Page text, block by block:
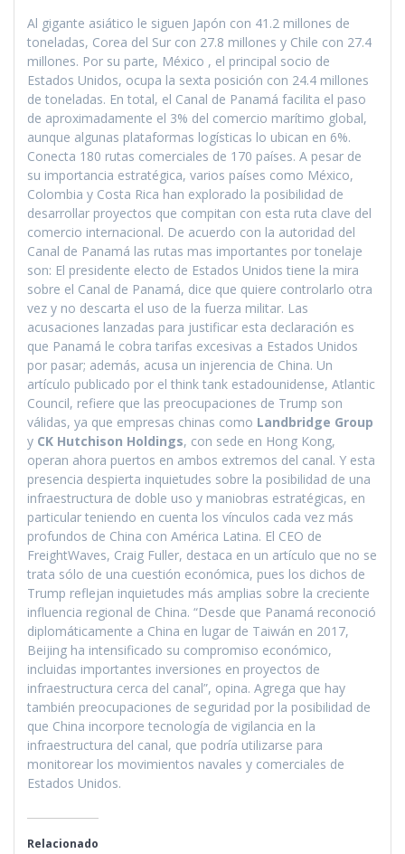
Al gigante asiático le siguen Japón con 41.2 millones de
toneladas, Corea del Sur con 27.8 millones y Chile con 27.4
millones. Por su parte, México , el principal socio de
Estados Unidos, ocupa la sexta posición con 24.4 millones
de toneladas. En total, el Canal de Panamá facilita el paso
de aproximadamente el 3% del comercio marítimo global,
aunque algunas plataformas logísticas lo ubican en 6%.
Conecta 180 rutas comerciales de 170 países. A pesar de
su importancia estratégica, varios países como México,
Colombia y Costa Rica han explorado la posibilidad de
desarrollar proyectos que compitan con esta ruta clave del
comercio internacional. De acuerdo con la autoridad del
Canal de Panamá las rutas mas importantes por tonelaje
son: El presidente electo de Estados Unidos tiene la mira
sobre el Canal de Panamá, dice que quiere controlarlo otra
vez y no descarta el uso de la fuerza militar. Las
acusaciones lanzadas para justificar esta declaración es
que Panamá le cobra tarifas excesivas a Estados Unidos
por pasar; además, acusa un injerencia de China. Un
artículo publicado por el think tank estadounidense, Atlantic
Council, refiere que las preocupaciones de Trump son
válidas, ya que empresas chinas como Landbridge Group
y CK Hutchison Holdings, con sede en Hong Kong,
operan ahora puertos en ambos extremos del canal. Y esta
presencia despierta inquietudes sobre la posibilidad de una
infraestructura de doble uso y maniobras estratégicas, en
particular teniendo en cuenta los vínculos cada vez más
profundos de China con América Latina. El CEO de
FreightWaves, Craig Fuller, destaca en un artículo que no se
trata sólo de una cuestión económica, pues los dichos de
Trump reflejan inquietudes más amplias sobre la creciente
influencia regional de China. “Desde que Panamá reconoció
diplomáticamente a China en lugar de Taiwán en 2017,
Beijing ha intensificado su compromiso económico,
incluidas importantes inversiones en proyectos de
infraestructura cerca del canal”, opina. Agrega que hay
también preocupaciones de seguridad por la posibilidad de
que China incorpore tecnología de vigilancia en la
infraestructura del canal, que podría utilizarse para
monitorear los movimientos navales y comerciales de
Estados Unidos.
Relacionado